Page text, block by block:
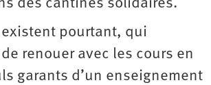
des cantines solidaires.
pourtant, qui
renouer avec les cours en
garants d’un enseignement